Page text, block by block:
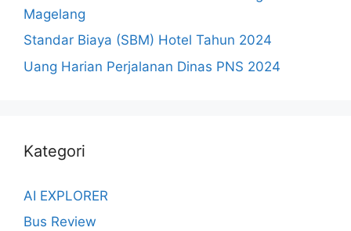
Magelang
Standar Biaya (SBM) Hotel Tahun 2024
Uang Harian Perjalanan Dinas PNS 2024
Kategori
AI EXPLORER
Bus Review